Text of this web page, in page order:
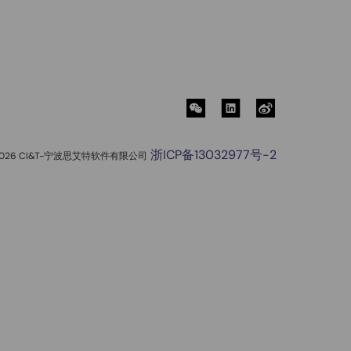
CI&T-宁波思艾特软件有限公司 浙ICP备13032977号-2